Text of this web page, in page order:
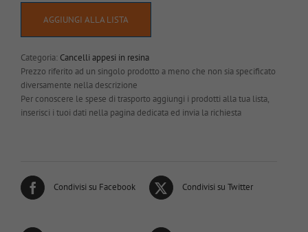
AGGIUNGI ALLA LISTA
Categoria: Cancelli appesi in resina
Prezzo riferito ad un singolo prodotto a meno che non sia specificato
diversamente nella descrizione
Per conoscere le spese di trasporto aggiungi i prodotti alla tua lista,
inserisci i tuoi dati nella pagina dedicata ed invia la richiesta
Condivisi su Facebook Condivisi su Twitter